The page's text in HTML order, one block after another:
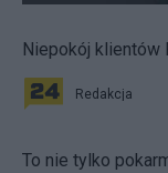
Niepokój klientów
Redakcja
To nie tylko